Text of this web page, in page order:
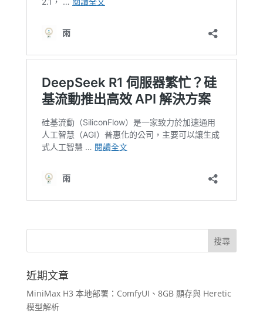
近期文章
MiniMax H3 本地部署：ComfyUI、8GB 顯存與 Heretic
模型解析